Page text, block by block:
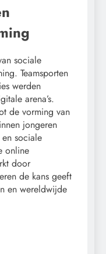
sociale
Teamsporten
werden
arena’s.
de vorming van
jongeren
sociale
online
door
de kans geeft
en wereldwijde